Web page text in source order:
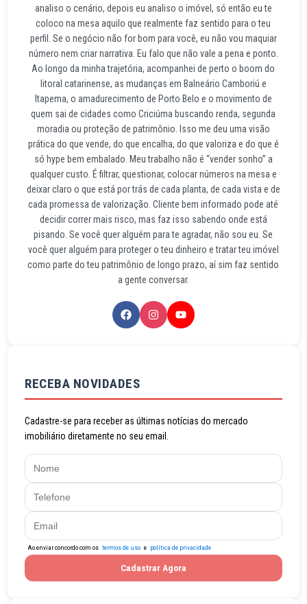
analiso o cenário, depois eu analiso o imóvel, só então eu te
coloco na mesa aquilo que realmente faz sentido para o teu
perfil. Se o negócio não for bom para você, eu não vou maquiar
número nem criar narrativa. Eu falo que não vale a pena e ponto.
Ao longo da minha trajetória, acompanhei de perto o boom do
litoral catarinense, as mudanças em Balneário Camboriú e
Itapema, o amadurecimento de Porto Belo e o movimento de
quem sai de cidades como Criciúma buscando renda, segunda
moradia ou proteção de patrimônio. Isso me deu uma visão
prática do que vende, do que encalha, do que valoriza e do que é
só hype bem embalado. Meu trabalho não é “vender sonho” a
qualquer custo. É filtrar, questionar, colocar números na mesa e
deixar claro o que está por trás de cada planta, de cada vista e de
cada promessa de valorização. Cliente bem informado pode até
decidir correr mais risco, mas faz isso sabendo onde está
pisando. Se você quer alguém para te agradar, não sou eu. Se
você quer alguém para proteger o teu dinheiro e tratar teu imóvel
como parte do teu patrimônio de longo prazo, aí sim faz sentido
a gente conversar.
RECEBA NOVIDADES
Cadastre-se para receber as últimas notícias do mercado
imobiliário diretamente no seu email.
Ao enviar concordo com os termos de uso e política de privacidade
Cadastrar Agora